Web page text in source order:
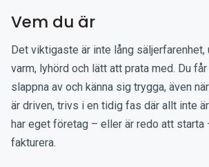
Vem du är
Det viktigaste är inte lång säljerfarenhet,
varm, lyhörd och lätt att prata med. Du
slappna av och känna sig trygga, även
är driven, trivs i en tidig fas där allt inte
har eget företag – eller är redo att starta
fakturera.